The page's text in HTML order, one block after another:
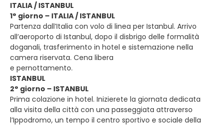
ITALIA / ISTANBUL
1° giorno – ITALIA / ISTANBUL
Partenza dall’Italia con volo di linea per Istanbul. Arrivo
all’aeroporto di Istanbul, dopo il disbrigo delle formalità
doganali, trasferimento in hotel e sistemazione nella
camera riservata. Cena libera
e pernottamento.
ISTANBUL
2° giorno – ISTANBUL
Prima colazione in hotel. Inizierete la giornata dedicata
alla visita della città con una passeggiata attraverso
l’Ippodromo, un tempo il centro sportivo e sociale della